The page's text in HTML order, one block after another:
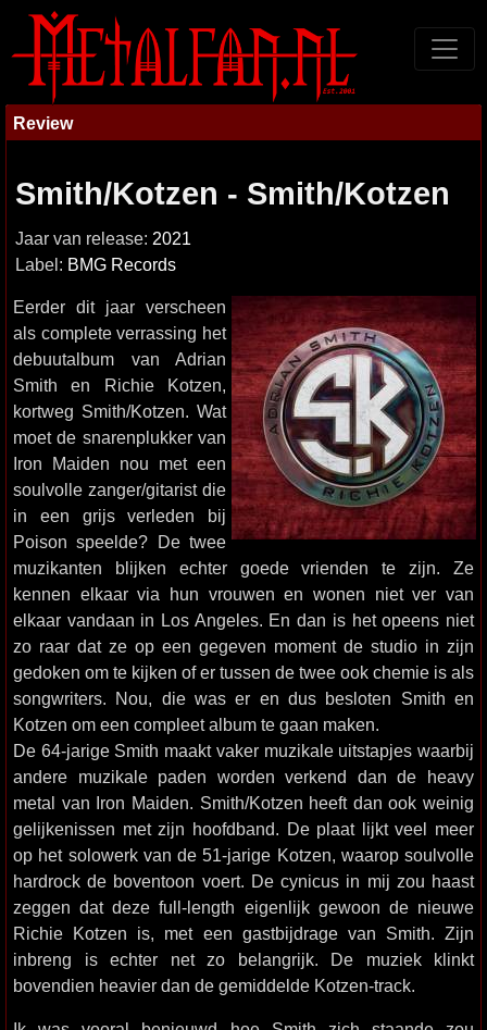
Review
Smith/Kotzen - Smith/Kotzen
Jaar van release: 2021
Label: BMG Records
Eerder dit jaar verscheen
als complete verrassing het
debuutalbum van Adrian
Smith en Richie Kotzen,
kortweg Smith/Kotzen. Wat
moet de snarenplukker van
Iron Maiden nou met een
soulvolle zanger/gitarist die
in een grijs verleden bij
Poison speelde? De twee
muzikanten blijken echter goede vrienden te zijn. Ze
kennen elkaar via hun vrouwen en wonen niet ver van
elkaar vandaan in Los Angeles. En dan is het opeens niet
zo raar dat ze op een gegeven moment de studio in zijn
gedoken om te kijken of er tussen de twee ook chemie is als
songwriters. Nou, die was er en dus besloten Smith en
Kotzen om een compleet album te gaan maken.
De 64-jarige Smith maakt vaker muzikale uitstapjes waarbij
andere muzikale paden worden verkend dan de heavy
metal van Iron Maiden. Smith/Kotzen heeft dan ook weinig
gelijkenissen met zijn hoofdband. De plaat lijkt veel meer
op het solowerk van de 51-jarige Kotzen, waarop soulvolle
hardrock de boventoon voert. De cynicus in mij zou haast
zeggen dat deze full-length eigenlijk gewoon de nieuwe
Richie Kotzen is, met een gastbijdrage van Smith. Zijn
inbreng is echter net zo belangrijk. De muziek klinkt
bovendien heavier dan de gemiddelde Kotzen-track.